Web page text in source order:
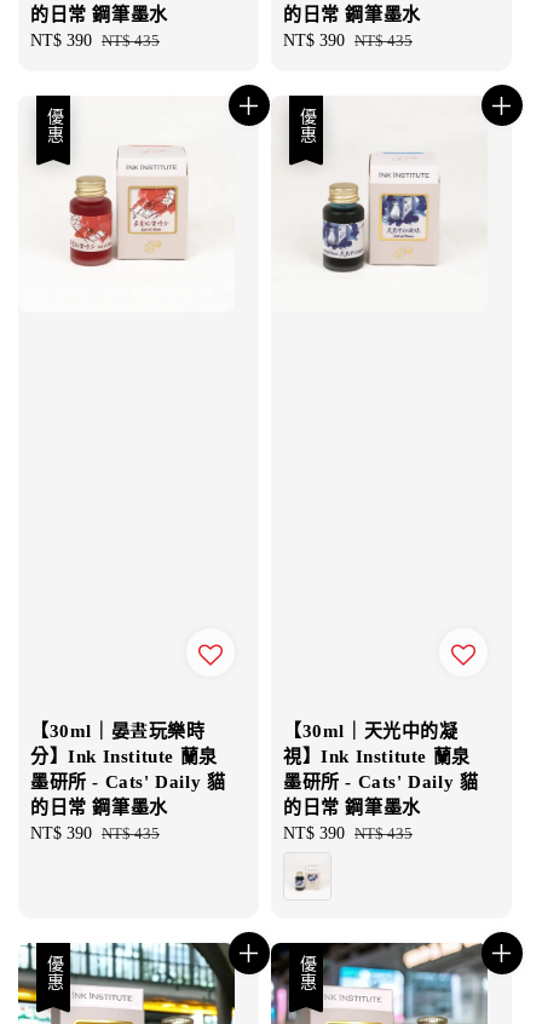
的日常 鋼筆墨水
Sale
NT$ 390 Regular
NT$ 435
的日常 鋼筆墨水
Sale
NT$ 390 Regular
NT$ 435
優惠
【30ml｜晏晝玩樂時
分】Ink Institute 蘭泉
墨研所 - Cats' Daily 貓
的日常 鋼筆墨水
Sale
NT$ 390 Regular
NT$ 435
優惠
【30ml｜天光中的凝
視】Ink Institute 蘭泉
墨研所 - Cats' Daily 貓
的日常 鋼筆墨水
Sale
price
NT$ 390 Regular
NT$ 435
優惠 優惠